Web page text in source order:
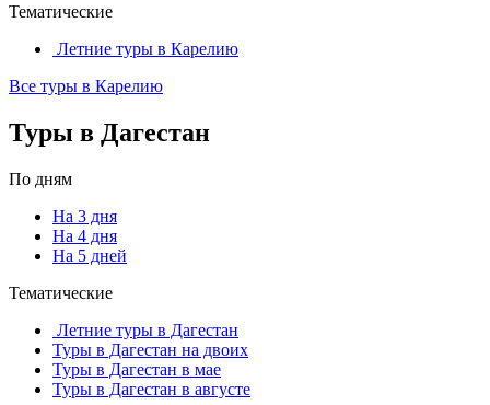
Тематические
Летние туры в Карелию
Все туры в Карелию
Туры в Дагестан
По дням
На 3 дня
На 4 дня
На 5 дней
Тематические
Летние туры в Дагестан
Туры в Дагестан на двоих
Туры в Дагестан в мае
Туры в Дагестан в августе